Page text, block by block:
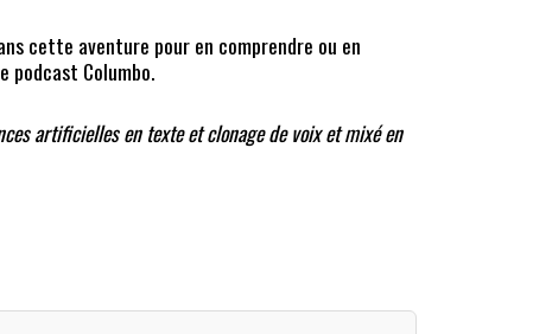
cette aventure pour en comprendre ou en
podcast Columbo.
artificielles en texte et clonage de voix et mixé en